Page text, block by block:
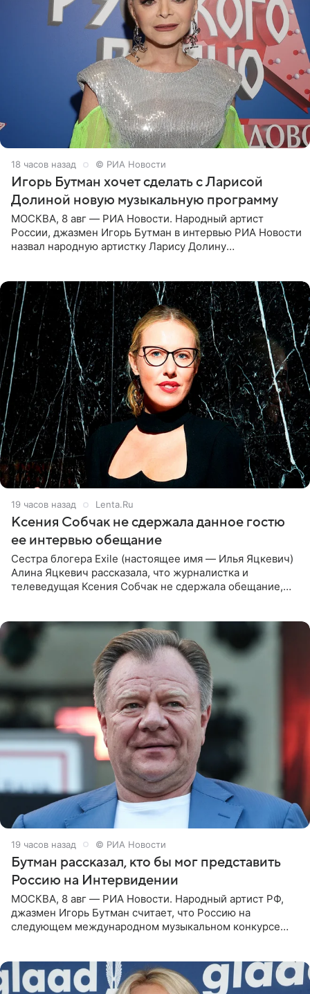
18 часов назад © РИА Новости
Игорь Бутман хочет сделать с Ларисой
Долиной новую музыкальную программу
МОСКВА, 8 авг — РИА Новости. Народный артист
России, джазмен Игорь Бутман в интервью РИА Новости
назвал народную артистку Ларису Долину
19 часов назад Lenta.Ru
Ксения Собчак не сдержала данное гостю
ее интервью обещание
Сестра блогера Exile (настоящее имя — Илья Яцкевич)
Алина Яцкевич рассказала, что журналистка и
телеведущая Ксения Собчак не сдержала обещание,
19 часов назад © РИА Новости
Бутман рассказал, кто бы мог представить
Россию на Интервидении
МОСКВА, 8 авг — РИА Новости. Народный артист РФ,
джазмен Игорь Бутман считает, что Россию на
следующем международном музыкальном конкурсе